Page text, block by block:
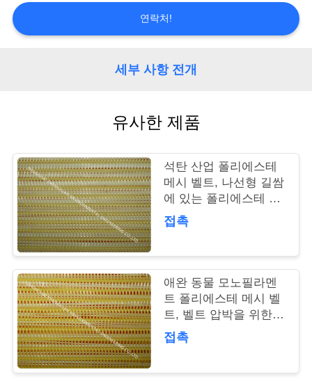
품
연
락
주
세
요
인
용
문
연락처!
세부 사항 전개
유사한 제품
석탄 산업 폴리에스테
메시 벨트, 나선형 길쌈
에 있는 폴리에스테 건
조기 그물
접촉
애완 동물 모노필라멘
트 폴리에스테 메시 벨
트, 벨트 압박을 위한
폴리에스테 컨베이어
벨트
접촉